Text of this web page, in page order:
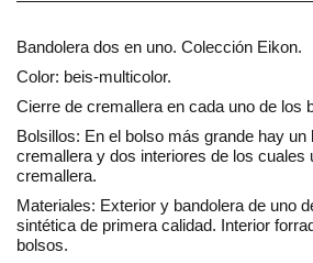
Bandolera dos en uno. Colección Eikon.
Color: beis-multicolor.
Cierre de cremallera en cada uno de los
Bolsillos: En el bolso más grande hay un
cremallera y dos interiores de los cuales
cremallera.
Materiales: Exterior y bandolera de uno
sintética de primera calidad. Interior
bolsos.